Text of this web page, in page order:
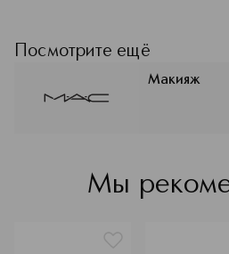
уважении к
Миссия
макияж в
странах
Посмотрите ещё
Макияж
Мы